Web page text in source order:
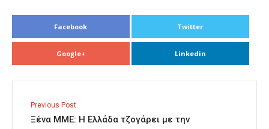
Facebook Twitter
Google+ Linkedin
Previous Post
Ξένα ΜΜΕ: Η Ελλάδα τζογάρει με την